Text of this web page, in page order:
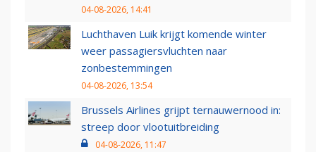
04-08-2026, 14:41
Luchthaven Luik krijgt komende winter
weer passagiersvluchten naar
zonbestemmingen
04-08-2026, 13:54
Brussels Airlines grijpt ternauwernood in:
streep door vlootuitbreiding
04-08-2026, 11:47